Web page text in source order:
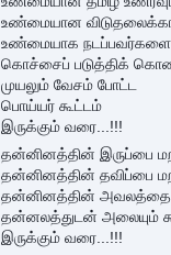
உண்மையான
உண்மையாக நடப்பவர்களை
கொச்சைப் படுத்திக்
முயலும் வேசம் போட்ட
பொய்யர் கூட்டம்
இருக்கும் வரை...!!!
தன்னினத்தின் இருப்பை
தன்னினத்தின் தவிப்பை
தன்னினத்தின் அவலத்தை
தன்னலத்துடன் அலையும்
இருக்கும் வரை...!!!